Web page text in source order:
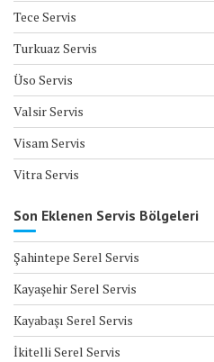
Tece Servis
Turkuaz Servis
Üso Servis
Valsir Servis
Visam Servis
Vitra Servis
Son Eklenen Servis Bölgeleri
Şahintepe Serel Servis
Kayaşehir Serel Servis
Kayabaşı Serel Servis
İkitelli Serel Servis